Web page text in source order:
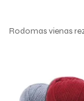
Rodomas vienas